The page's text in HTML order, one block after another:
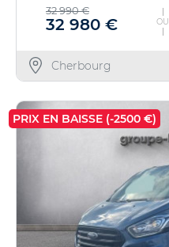
32 990 €
32 980 € OU
Cherbourg
PRIX EN BAISSE (-2500 €)